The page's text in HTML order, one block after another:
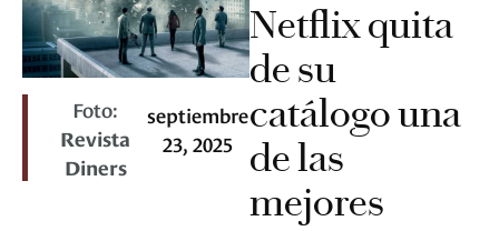
Foto:
Revista
Diners
septiembre
23, 2025
Netflix quita
de su
catálogo una
de las
mejores